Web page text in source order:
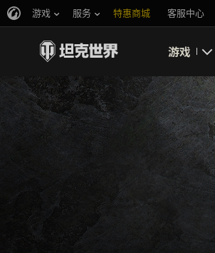
游戏 服务 特惠商城 客服中心
游戏
即刻下载
新闻
坦克百科
评级